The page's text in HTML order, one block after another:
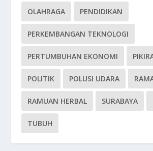
OLAHRAGA PENDIDIKAN
PERKEMBANGAN TEKNOLOGI
PERTUMBUHAN EKONOMI
POLITIK POLUSI UDARA
RAMUAN HERBAL SURABAYA
TUBUH